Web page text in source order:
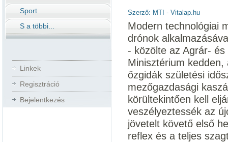
Sport
S a többi...
Linkek
Regisztráció
Bejelentkezés
Szerző: MTI - Vitalap.hu
Modern technológiai
drónok
- közölte az Agrár-
Minisztérium
őzgidák születési
mezőgazdasági
körültekintően kell
veszélyeztessék az
jövetelt követő első
reflex és a teljes